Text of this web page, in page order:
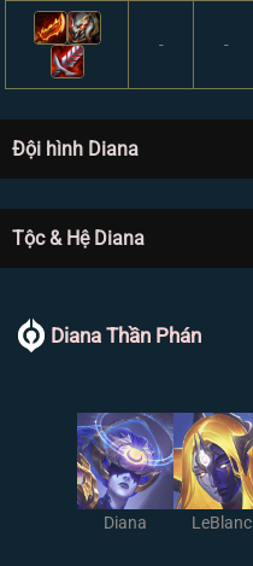
- -
Đội hình Diana
Tộc & Hệ Diana
Diana Thần Phán
Diana LeBlanc